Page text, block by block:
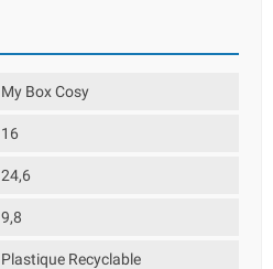
My Box Cosy
16
24,6
9,8
Plastique Recyclable